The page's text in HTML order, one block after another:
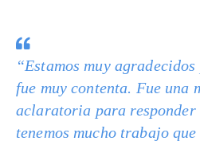
“Estamos muy
fue muy contenta. Fue una
aclaratoria para responder
tenemos mucho trabajo